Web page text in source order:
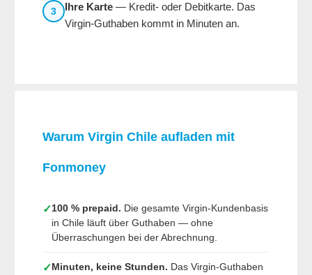
3 Ihre Karte — Kredit- oder Debitkarte. Das
Virgin-Guthaben kommt in Minuten an.
Warum Virgin Chile aufladen mit
Fonmoney
✓100 % prepaid. Die gesamte Virgin-Kundenbasis
in Chile läuft über Guthaben — ohne
Überraschungen bei der Abrechnung.
✓Minuten, keine Stunden. Das Virgin-Guthaben